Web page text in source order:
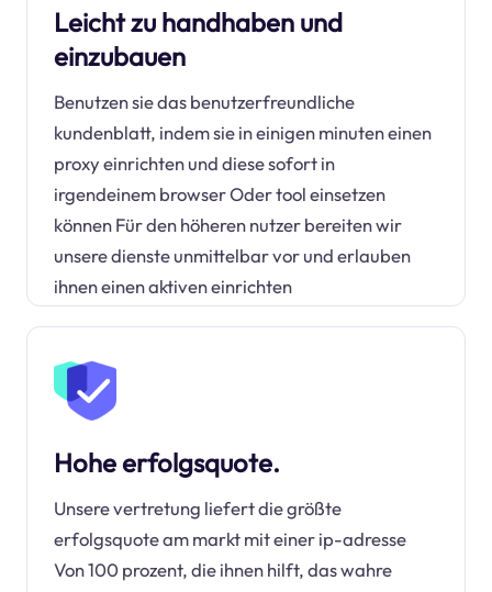
Leicht zu handhaben und
einzubauen
Benutzen sie das benutzerfreundliche
kundenblatt, indem sie in einigen minuten einen
proxy einrichten und diese sofort in
irgendeinem browser Oder tool einsetzen
können Für den höheren nutzer bereiten wir
unsere dienste unmittelbar vor und erlauben
ihnen einen aktiven einrichten
Hohe erfolgsquote.
Unsere vertretung liefert die größte
erfolgsquote am markt mit einer ip-adresse
Von 100 prozent, die ihnen hilft, das wahre